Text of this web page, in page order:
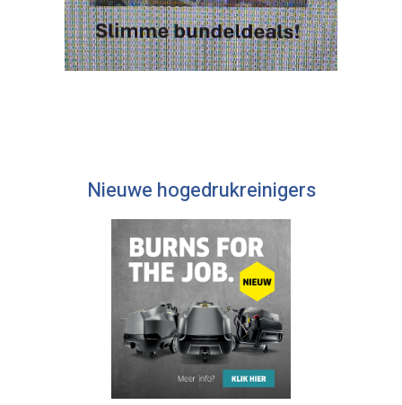
Nieuwe hogedrukreinigers